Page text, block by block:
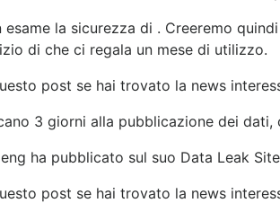
la sicurezza di . Creeremo
di che ci regala un mese di utilizzo.
post se hai trovato la news
3 giorni alla pubblicazione dei dati,
ha pubblicato sul suo Data Leak
post se hai trovato la news